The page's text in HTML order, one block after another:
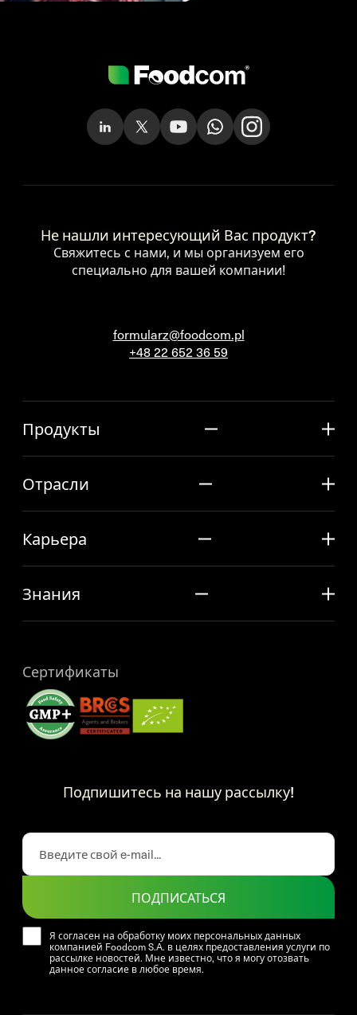
Не нашли интересующий Вас продукт?
Свяжитесь с нами, и мы организуем его
специально для вашей компании!
formularz@foodcom.pl
+48 22 652 36 59
Продукты
Отрасли
Карьера
Знания
Сертификаты
Подпишитесь на нашу рассылку!
Я согласен на обработку моих персональных данных
компанией Foodcom S.A. в целях предоставления услуги по
рассылке новостей. Мне известно, что я могу отозвать
данное согласие в любое время.
ПОДПИСАТЬСЯ